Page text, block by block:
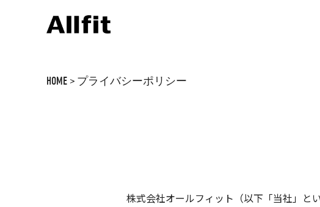
HOME > プライバシーポリシー
株式会社オールフィット（以下「当社」と